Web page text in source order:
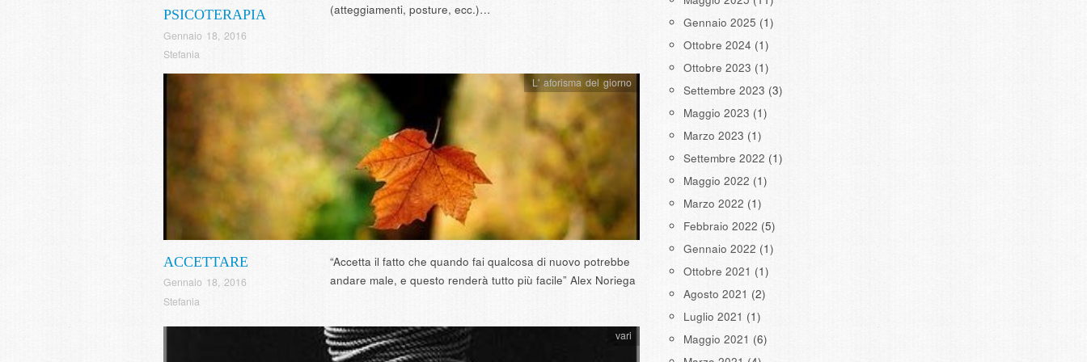
PSICOTERAPIA
Gennaio 18, 2016
Stefania
(atteggiamenti, posture, ecc.)…
ACCETTARE
Gennaio 18, 2016
Stefania
L' aforisma del giorno
“Accetta il fatto che quando fai qualcosa di nuovo potrebbe
andare male, e questo renderà tutto più facile” Alex Noriega
vari
Gennaio 2025 (1)
Ottobre 2024 (1)
Ottobre 2023 (1)
Settembre 2023 (3)
Maggio 2023 (1)
Marzo 2023 (1)
Settembre 2022 (1)
Maggio 2022 (1)
Marzo 2022 (1)
Febbraio 2022 (5)
Gennaio 2022 (1)
Ottobre 2021 (1)
Agosto 2021 (2)
Luglio 2021 (1)
Maggio 2021 (6)